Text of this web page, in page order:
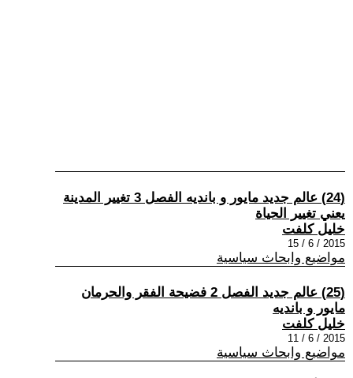
(24) عالم جديد مايور و بانديه الفصل 3 تغيير المدينة
يعني تغيير الحياة
خليل كلفت
2015 / 6 / 15
مواضيع وابحاث سياسية
(25) عالم جديد الفصل 2 فضيحة الفقر والحرمان
مايور و بانديه
خليل كلفت
2015 / 6 / 11
مواضيع وابحاث سياسية